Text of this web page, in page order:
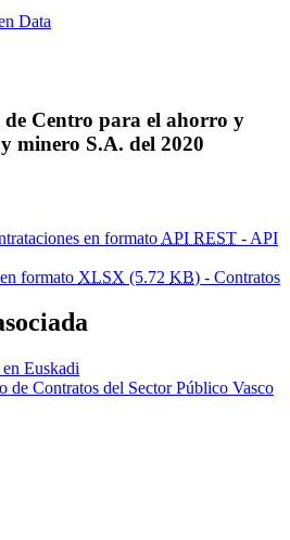
Data
de Centro para el ahorro y
minero S.A. del 2020
en formato API REST - API
formato XLSX (5.72 KB) - Contratos
Euskadi
de Contratos del Sector Público Vasco